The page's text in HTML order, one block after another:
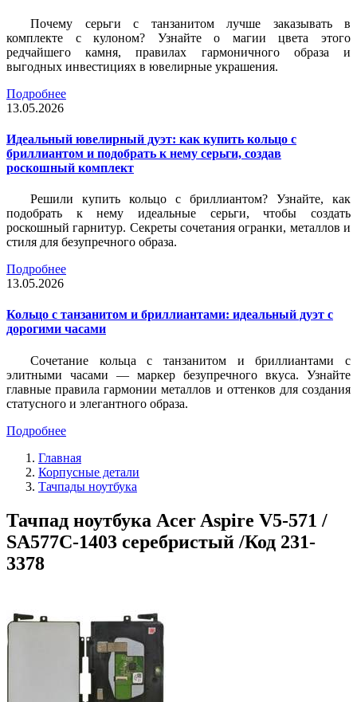
Почему серьги с танзанитом лучше заказывать в
комплекте с кулоном? Узнайте о магии цвета этого
редчайшего камня, правилах гармоничного образа и
выгодных инвестициях в ювелирные украшения.
Подробнее
13.05.2026
Идеальный ювелирный дуэт: как купить кольцо с
бриллиантом и подобрать к нему серьги, создав
роскошный комплект
Решили купить кольцо с бриллиантом? Узнайте, как
подобрать к нему идеальные серьги, чтобы создать
роскошный гарнитур. Секреты сочетания огранки, металлов и
стиля для безупречного образа.
Подробнее
13.05.2026
Кольцо с танзанитом и бриллиантами: идеальный дуэт с
дорогими часами
Сочетание кольца с танзанитом и бриллиантами с
элитными часами — маркер безупречного вкуса. Узнайте
главные правила гармонии металлов и оттенков для создания
статусного и элегантного образа.
Подробнее
Главная
Корпусные детали
Тачпады ноутбука
Тачпад ноутбука Acer Aspire V5-571 /
SA577C-1403 серебристый /Код 231-
3378